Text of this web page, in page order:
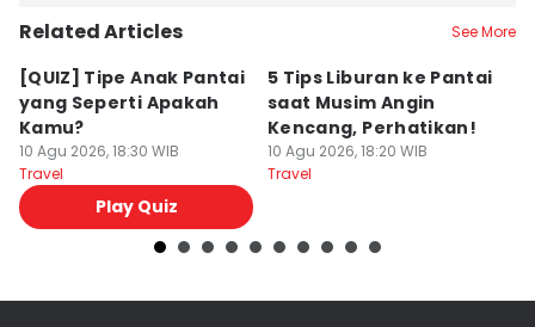
Related Articles See More
[QUIZ] Tipe Anak Pantai
yang Seperti Apakah
Kamu?
10 Agu 2026, 18:30 WIB
Travel
Play Quiz
5 Tips Liburan ke Pantai
saat Musim Angin
Kencang, Perhatikan!
10 Agu 2026, 18:20 WIB
Travel